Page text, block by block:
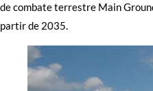
de combate terrestre Main
partir de 2035.